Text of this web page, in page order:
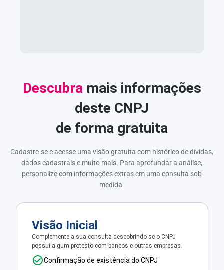
Descubra mais informações
deste CNPJ
de forma gratuita
Cadastre-se e acesse uma visão gratuita com histórico de dívidas,
dados cadastrais e muito mais. Para aprofundar a análise,
personalize com informações extras em uma consulta sob
medida.
Visão Inicial
Complemente a sua consulta descobrindo se o CNPJ
possui algum protesto com bancos e outras empresas.
Confirmação de existência do CNPJ